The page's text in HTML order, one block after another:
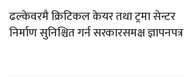
ढल्केवरमै क्रिटिकल केयर तथा ट्रमा सेन्टर
निर्माण सुनिश्चित गर्न सरकारसमक्ष ज्ञापनपत्र